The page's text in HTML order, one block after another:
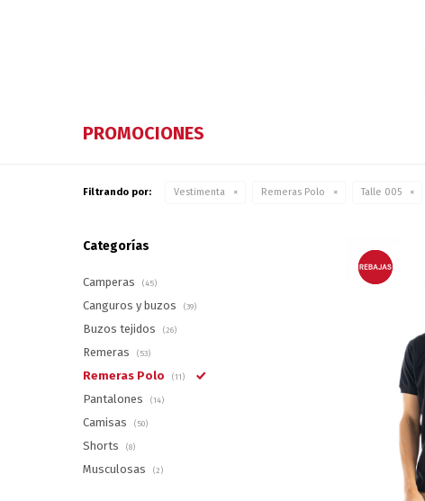
PROMOCIONES
Filtrando por: Vestimenta Remeras Polo Talle 005
Categorías
Camperas (45)
Canguros y buzos (39)
Buzos tejidos (26)
Remeras (53)
Remeras Polo (11)
Pantalones (14)
Camisas (50)
Shorts (8)
Musculosas (2)